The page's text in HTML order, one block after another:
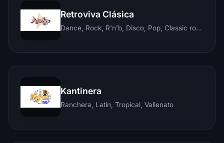
Retroviva Clásica
Dance, Rock, R'n'b, Disco, Pop, Classic rock, Techno, Reggae
Kantinera
Ranchera, Latin, Tropical, Vallenato